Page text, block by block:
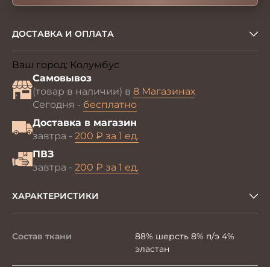
ДОСТАВКА И ОПЛАТА
Ваш город: Колумбус
Самовывоз
(товар в наличии) в 8 Магазинах
Сегодня - бесплатно
Доставка в магазин
завтра - 200 ₽ за 1 ед.
ПВЗ
завтра - 200 ₽ за 1 ед.
ХАРАКТЕРИСТИКИ
Состав ткани
88% шерсть 8% п/э 4%
эластан